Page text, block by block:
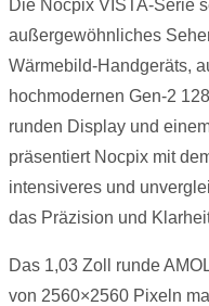
Die Nocpix VISTA-Serie
außergewöhnliches
Wärmebild-Handgeräts,
hochmodernen Gen-2
runden Display und
präsentiert Nocpix mit
intensiveres und
das Präzision und
Das 1,03 Zoll runde
von 2560×2560 Pixeln